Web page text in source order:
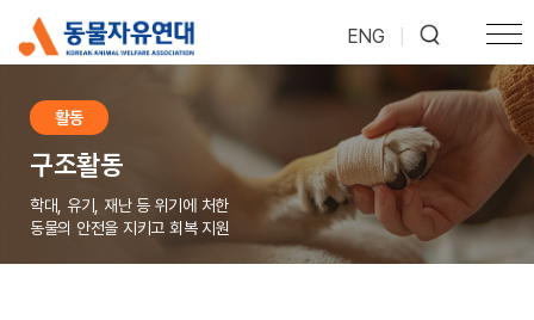
ENG
활동
구조활동
학대, 유기, 재난 등 위기에 처한
동물의 안전을 지키고 회복 지원